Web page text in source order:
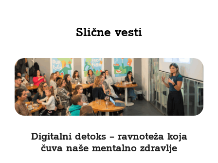
Slične vesti
Digitalni detoks – ravnoteža koja
čuva naše mentalno zdravlje